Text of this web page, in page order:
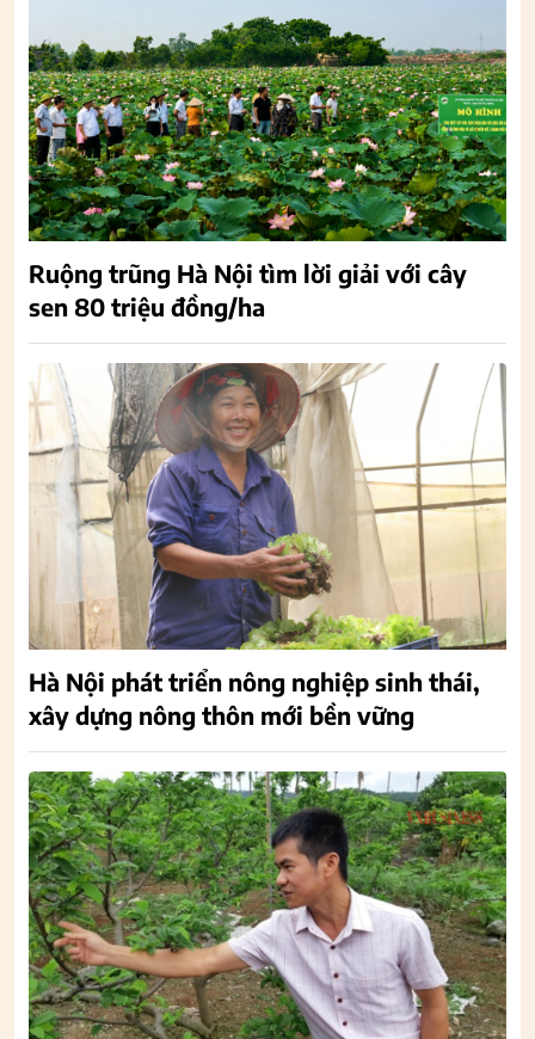
Ruộng trũng Hà Nội tìm lời giải với cây
sen 80 triệu đồng/ha
Hà Nội phát triển nông nghiệp sinh thái,
xây dựng nông thôn mới bền vững